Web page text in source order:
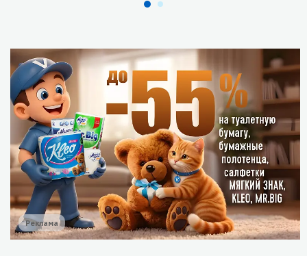
Реклама